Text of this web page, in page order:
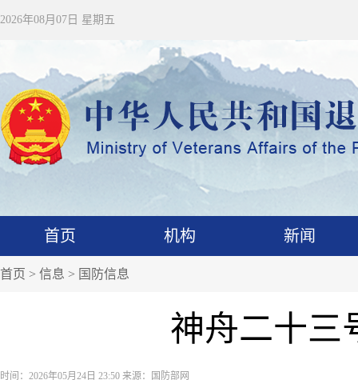
2026年08月07日 星期五
首页 机构 新闻
首页 > 信息 > 国防信息
神舟二十三
时间：2026年05月24日 23:50 来源：国防部网